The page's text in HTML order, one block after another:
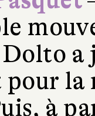
a
la
à